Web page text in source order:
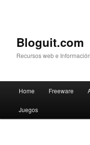
Bloguit.com
Recursos web e Información
Skip
to
Home Freeware
Juegos